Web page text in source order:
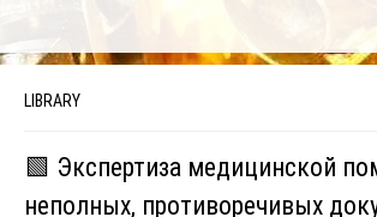
LIBRARY
🟩 Экспертиза медицинской
неполных, противоречивых